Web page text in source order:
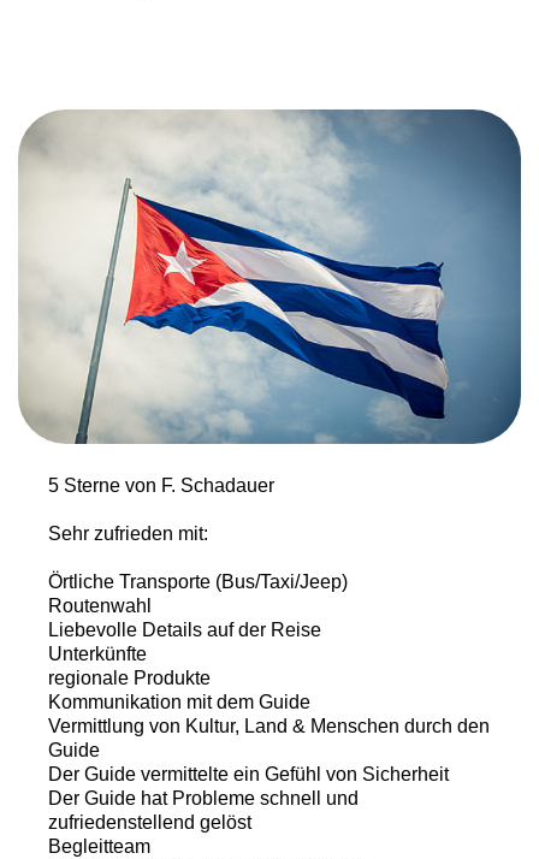
5 Sterne von F. Schadauer
Sehr zufrieden mit:
Örtliche Transporte (Bus/Taxi/Jeep)
Routenwahl
Liebevolle Details auf der Reise
Unterkünfte
regionale Produkte
Kommunikation mit dem Guide
Vermittlung von Kultur, Land & Menschen durch den
Guide
Der Guide vermittelte ein Gefühl von Sicherheit
Der Guide hat Probleme schnell und
zufriedenstellend gelöst
Begleitteam